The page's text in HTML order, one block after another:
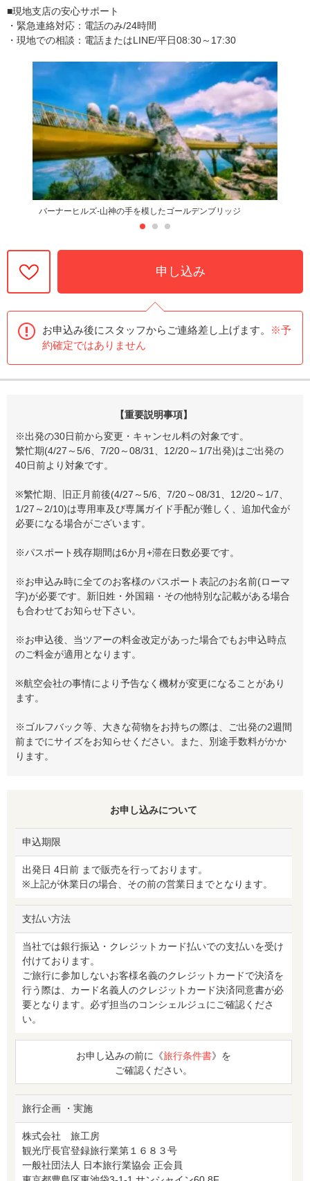
■現地支店の安心サポート
・緊急連絡対応：電話のみ/24時間
・現地での相談：電話またはLINE/平日08:30～17:30
バーナーヒルズ-山神の手を模したゴールデンブリッジ
申し込み
お申込み後にスタッフからご連絡差し上げます。
※予
約確定ではありません
【重要説明事項】
※出発の30日前から変更・キャンセル料の対象です。
繁忙期(4/27～5/6、7/20～08/31、12/20～1/7出発)はご出発の
40日前より対象です。
※繁忙期、旧正月前後(4/27～5/6、7/20～08/31、12/20～1/7、
1/27～2/10)は専用車及び専属ガイド手配が難しく、追加代金が
必要になる場合がございます。
※パスポート残存期間は6か月+滞在日数必要です。
※お申込み時に全てのお客様のパスポート表記のお名前(ローマ
字)が必要です。新旧姓・外国籍・その他特別な記載がある場合
も合わせてお知らせ下さい。
※お申込後、当ツアーの料金改定があった場合でもお申込時点
のご料金が適用となります。
※航空会社の事情により予告なく機材が変更になることがあり
ます。
※ゴルフバック等、大きな荷物をお持ちの際は、ご出発の2週間
前までにサイズをお知らせください。また、別途手数料がかか
ります。
お申し込みについて
申込期限
出発日 4日前 まで販売を行っております。
※上記が休業日の場合、その前の営業日までとなります。
支払い方法
当社では銀行振込・クレジットカード払いでの支払いを受け
付けております。
ご旅行に参加しないお客様名義のクレジットカードで決済を
行う際は、カード名義人のクレジットカード決済同意書が必
要となります。必ず担当のコンシェルジュにご確認くださ
い。
お申し込みの前に《旅行条件書》を
ご確認ください。
旅行企画 ・実施
株式会社 旅工房
観光庁長官登録旅行業第１６８３号
一般社団法人 日本旅行業協会 正会員